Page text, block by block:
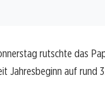
rutschte das
Jahresbeginn auf rund